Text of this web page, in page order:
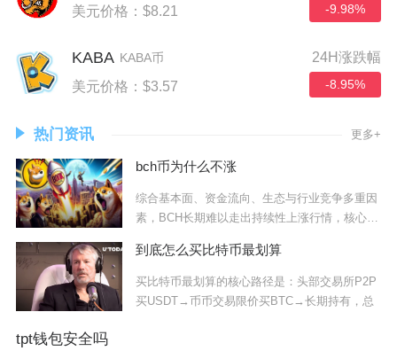
美元价格：$8.21 -9.98%
KABA KABA币
美元价格：$3.57
24H涨跌幅
-8.95%
热门资讯 更多+
bch币为什么不涨
综合基本面、资金流向、生态与行业竞争多重因
素，BCH长期难以走出持续性上涨行情，核心症
到底怎么买比特币最划算
买比特币最划算的核心路径是：头部交易所P2P
买USDT→币币交易限价买BTC→长期持有，总
tpt钱包安全吗